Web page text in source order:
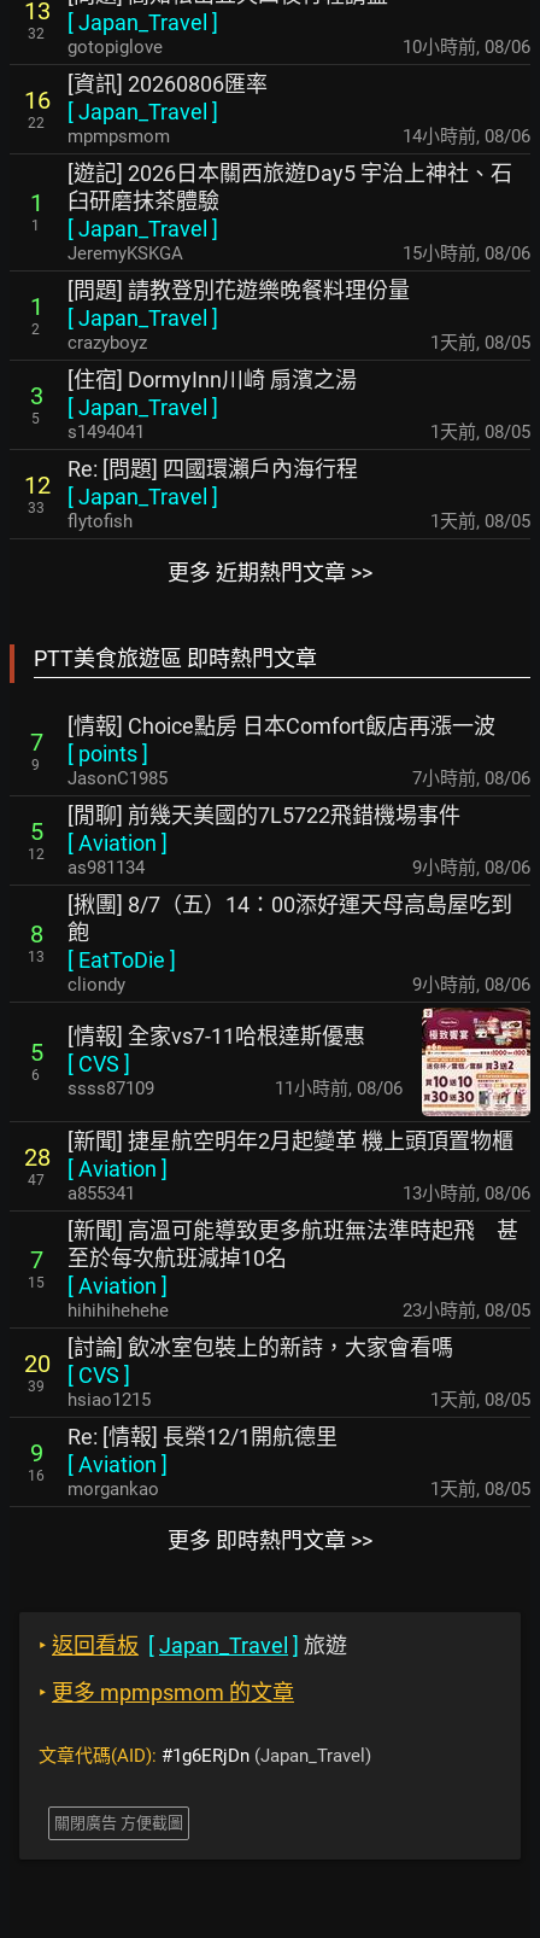
13
32
[Japan_Travel ]
gotopiglove 10小時前, 08/06
16
22
[資訊] 20260806匯率
[Japan_Travel ]
mpmpsmom 14小時前, 08/06
1
1
[遊記] 2026日本關西旅遊Day5 宇治上神社、石
臼研磨抹茶體驗
[Japan_Travel ]
JeremyKSKGA 15小時前, 08/06
1
2
[問題] 請教登別花遊樂晚餐料理份量
[Japan_Travel ]
crazyboyz 1天前, 08/05
3
5
[住宿] DormyInn川崎 扇濱之湯
[Japan_Travel ]
s1494041 1天前, 08/05
12
33
Re: [問題] 四國環瀨戶內海行程
[Japan_Travel ]
flytofish 1天前, 08/05
更多 近期熱門文章 >>
PTT美食旅遊區 即時熱門文章
7
9
[情報] Choice點房 日本Comfort飯店再漲一波
[ points]
JasonC1985 7小時前, 08/06
5
12
[閒聊] 前幾天美國的7L5722飛錯機場事件
[Aviation ]
as981134 9小時前, 08/06
8
13
[揪團] 8/7（五）14：00添好運天母高島屋吃到
飽
[ EatToDie ]
cliondy 9小時前, 08/06
5
6
[情報] 全家vs7-11哈根達斯優惠
[ CVS ]
ssss87109 11小時前, 08/06
28
47
[新聞] 捷星航空明年2月起變革 機上頭頂置物櫃
[Aviation ]
a855341 13小時前, 08/06
7
15
[新聞] 高溫可能導致更多航班無法準時起飛 甚
至於每次航班減掉10名
[Aviation ]
hihihihehehe 23小時前, 08/05
20
39
[討論] 飲冰室包裝上的新詩，大家會看嗎
[ CVS ]
hsiao1215 1天前, 08/05
9
16
Re: [情報] 長榮12/1開航德里
[Aviation ]
morgankao 1天前, 08/05
更多 即時熱門文章 >>
‣ 返回看板 [Japan_Travel ] 旅遊
‣ 更多 mpmpsmom 的文章
文章代碼(AID): #1g6ERjDn (Japan_Travel)
關閉廣告 方便截圖